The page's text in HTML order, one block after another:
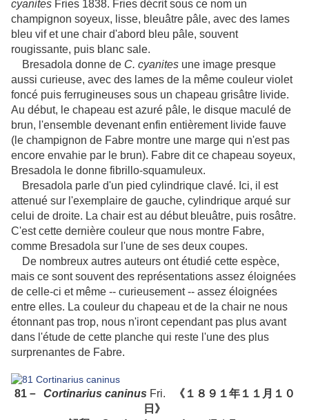
cyanites Fries 1838. Fries décrit sous ce nom un
champignon soyeux, lisse, bleuâtre pâle, avec des lames
bleu vif et une chair d'abord bleu pâle, souvent
rougissante, puis blanc sale.
Bresadola donne de C. cyanites une image presque
aussi curieuse, avec des lames de la même couleur violet
foncé puis ferrugineuses sous un chapeau grisâtre livide.
Au début, le chapeau est azuré pâle, le disque maculé de
brun, l'ensemble devenant enfin entièrement livide fauve
(le champignon de Fabre montre une marge qui n'est pas
encore envahie par le brun). Fabre dit ce chapeau soyeux,
Bresadola le donne fibrillo-squamuleux.
Bresadola parle d'un pied cylindrique clavé. Ici, il est
attenué sur l'exemplaire de gauche, cylindrique arqué sur
celui de droite. La chair est au début bleuâtre, puis rosâtre.
C'est cette dernière couleur que nous montre Fabre,
comme Bresadola sur l'une de ses deux coupes.
De nombreux autres auteurs ont étudié cette espèce,
mais ce sont souvent des représentations assez éloignées
de celle-ci et même -- curieusement -- assez éloignées
entre elles. La couleur du chapeau et de la chair ne nous
étonnant pas trop, nous n'iront cependant pas plus avant
dans l'étude de cette planche qui reste l'une des plus
surprenantes de Fabre.
81－ Cortinarius caninus Fri.
《１８９１年１１月１０
日》